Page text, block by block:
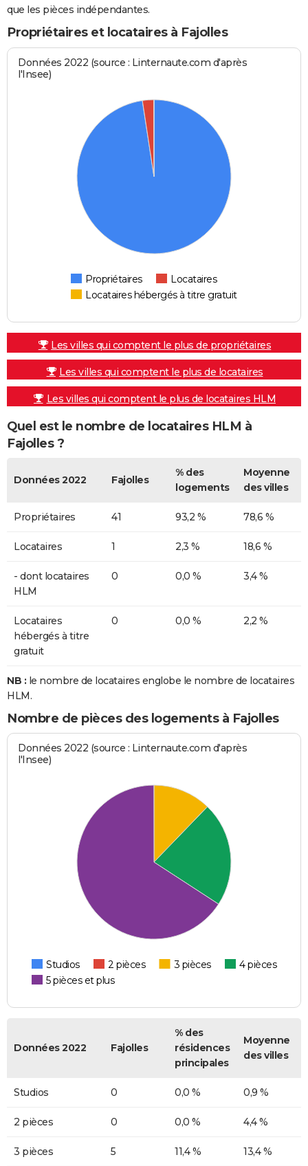
que les pièces indépendantes.
Propriétaires et locataires à Fajolles
Données 2022 (source : Linternaute.com d'après
l'Insee)
Propriétaires
Locataires
Locataires hébergés à titre gratuit
Les villes qui comptent le plus de propriétaires
Les villes qui comptent le plus de locataires
Les villes qui comptent le plus de locataires HLM
Quel est le nombre de locataires HLM à
Fajolles ?
Données 2022 Fajolles
% des
logements
Moyenne
des villes
Propriétaires 41 93,2 % 78,6 %
Locataires 1 2,3 % 18,6 %
- dont locataires
HLM
0 0,0 % 3,4 %
Locataires
hébergés à titre
gratuit
0 0,0 % 2,2 %
NB : le nombre de locataires englobe le nombre de locataires
HLM.
Nombre de pièces des logements à Fajolles
Données 2022 (source : Linternaute.com d'après
l'Insee)
Studios 2 pièces 3 pièces
4 pièces
5 pièces et plus
Données 2022 Fajolles
% des
résidences
principales
Moyenne
des villes
Studios 0 0,0 % 0,9 %
2 pièces 0 0,0 % 4,4 %
3 pièces 5 11,4 % 13,4 %